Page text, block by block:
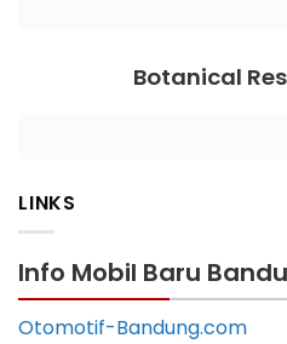
Botanical
LINKS
Info Mobil Baru
Otomotif-Bandung.com